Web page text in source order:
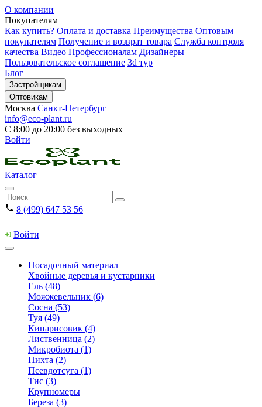
О компании
Покупателям
Как купить? Оплата и доставка Преимущества Оптовым
покупателям Получение и возврат товара Служба контроля
качества Видео Профессионалам Дизайнеры
Пользовательское соглашение 3d тур
Блог
Застройщикам
Оптовикам
Москва Санкт-Петербург
info@eco-plant.ru
С 8:00 до 20:00 без выходных
Войти
Каталог
8 (499) 647 53 56
Войти
Посадочный материал
Хвойные деревья и кустарники
Ель (48)
Можжевельник (6)
Сосна (53)
Туя (49)
Кипарисовик (4)
Лиственница (2)
Микробиота (1)
Пихта (2)
Псевдотсуга (1)
Тис (3)
Крупномеры
Береза (3)